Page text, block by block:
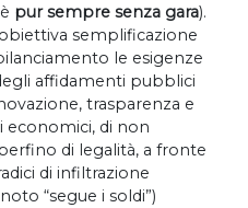
pur sempre senza gara).
obiettiva semplificazione
le esigenze
affidamenti pubblici
trasparenza e
di non
di legalità, a fronte
di infiltrazione
“segue i soldi”)